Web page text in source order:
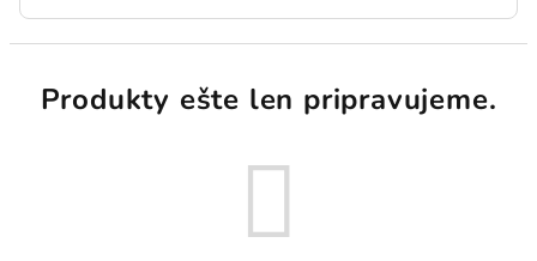
Produkty ešte len pripravujeme.